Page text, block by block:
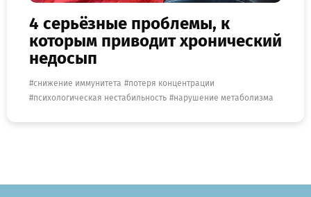
4 серьёзные проблемы, к
которым приводит хронический
недосып
снижение иммунитета
потеря концентрации
психологическая нестабильность
нарушение метаболизма